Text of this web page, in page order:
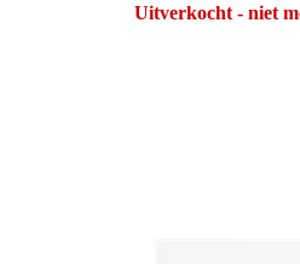
Uitverkocht - niet